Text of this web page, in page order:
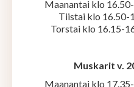
Maanantai klo
Tiistai klo 16.50-
Torstai klo 16.15-
Muskarit v.
Maanantai klo